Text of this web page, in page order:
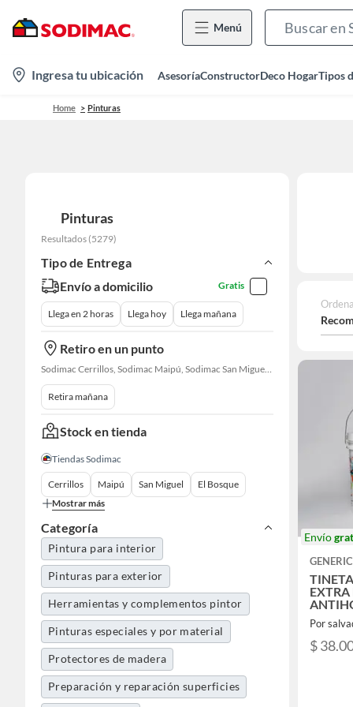
Menú
location-
icon
Ingresa tu ubicación AsesoríaConstructorDeco HogarTipos
Home Pinturas
Pinturas
Resultados (5279)
Tipo de Entrega
Envío a domicilio
Gratis
Llega en 2 horas Llega hoy Llega mañana
Retiro en un punto
Sodimac Cerrillos, Sodimac Maipú, Sodimac San Miguel, Sodimac El Bosque, Sodimac San Bernardo, Constructor Cantagallo, Sodimac Talagante, Sodimac San Fernando
Retira mañana
Stock en tienda
Tiendas Sodimac
Cerrillos Maipú San Miguel
El Bosque
Mostrar más
Categoría
Pintura para interior
Pinturas para exterior
Herramientas y complementos pintor
Pinturas especiales y por material
Protectores de madera
Preparación y reparación superficies
Envío
EXTRA
Por
$